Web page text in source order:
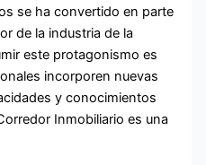
se ha convertido en parte
de la industria de la
este protagonismo es
incorporen nuevas
y conocimientos
Inmobiliario es una